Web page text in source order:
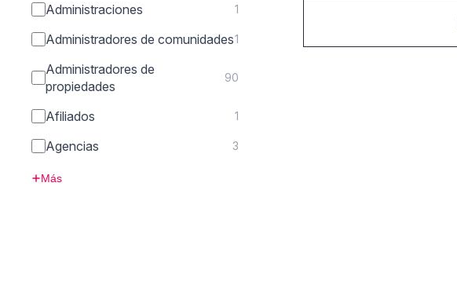
Administraciones 1
Administradores de comunidades1
Administradores de
propiedades
90
Afiliados 1
Agencias 3
Más